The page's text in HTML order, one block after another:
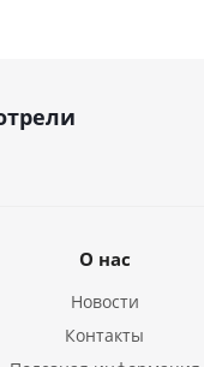
О нас
Новости
Контакты